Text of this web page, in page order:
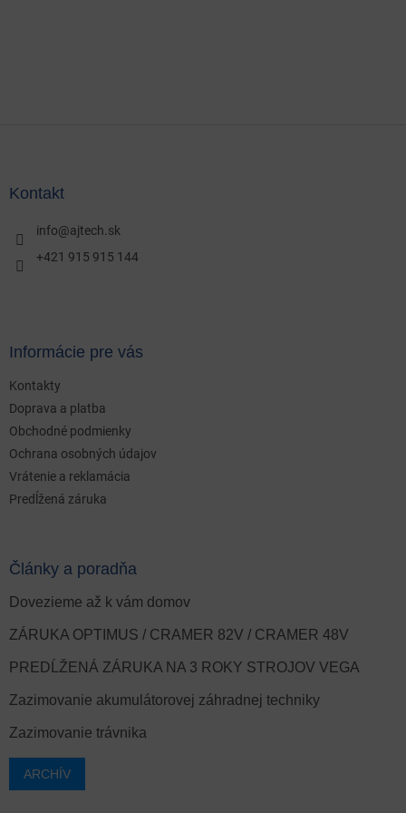
Kontakt
info@ajtech.sk
+421 915 915 144
Informácie pre vás
Kontakty
Doprava a platba
Obchodné podmienky
Ochrana osobných údajov
Vrátenie a reklamácia
Predĺžená záruka
Články a poradňa
Dovezieme až k vám domov
ZÁRUKA OPTIMUS / CRAMER 82V / CRAMER 48V
PREDĹŽENÁ ZÁRUKA NA 3 ROKY STROJOV VEGA
Zazimovanie akumulátorovej záhradnej techniky
Zazimovanie trávnika
ARCHÍV